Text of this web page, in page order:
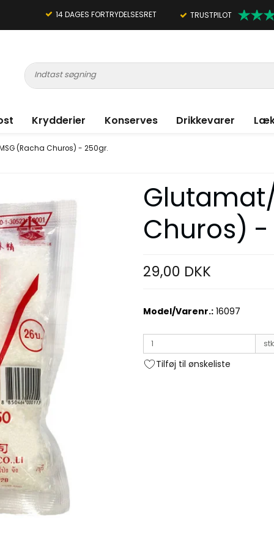
14 DAGES FORTRYDELSESRET TRUSTPILOT
Krydderier Konserves Drikkevarer
(Racha Churos) - 250gr.
Churos) -
29,00 DKK
Model/Varenr.: 16097
Tilføj til ønskeliste